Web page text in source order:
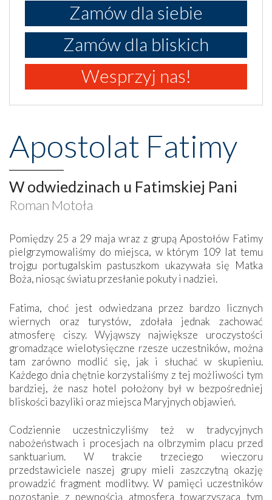
Zamów dla siebie
Zamów dla bliskich
Wesprzyj nas!
Apostolat Fatimy
W odwiedzinach u Fatimskiej Pani
Roman Motoła
Pomiędzy 25 a 29 maja wraz z grupą Apostołów Fatimy
pielgrzymowaliśmy do miejsca, w którym 109 lat temu
trojgu portugalskim pastuszkom ukazywała się Matka
Boża, niosąc światu przesłanie pokuty i nadziei.
Fatima, choć jest odwiedzana przez bardzo licznych
wiernych oraz turystów, zdołała jednak zachować
atmosferę ciszy. Wyjąwszy największe uroczystości
gromadzące wielotysięczne rzesze uczestników, można
tam zarówno modlić się, jak i słuchać w skupieniu.
Każdego dnia chętnie korzystaliśmy z tej możliwości tym
bardziej, że nasz hotel położony był w bezpośredniej
bliskości bazyliki oraz miejsca Maryjnych objawień.
Codziennie uczestniczyliśmy też w tradycyjnych
nabożeństwach i procesjach na olbrzymim placu przed
sanktuarium. W trakcie trzeciego wieczoru
przedstawiciele naszej grupy mieli zaszczytną okazję
prowadzić fragment modlitwy. W pamięci uczestników
pozostanie z pewnością atmosfera towarzysząca tym